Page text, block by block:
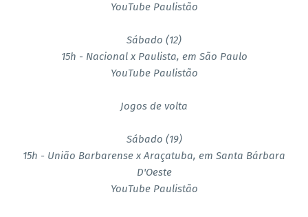
YouTube Paulistão
Sábado (12)
15h - Nacional x Paulista, em São Paulo
YouTube Paulistão
Jogos de volta
Sábado (19)
15h - União Barbarense x Araçatuba, em Santa Bárbara
D'Oeste
YouTube Paulistão